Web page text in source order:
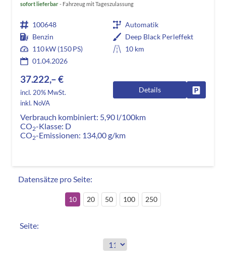
sofort lieferbar Fahrzeug mit Tageszulassung
100648
Automatik
Benzin
Deep Black Perleffekt
110 kW (150 PS)
10 km
01.04.2026
37.222,– €
incl. 20% MwSt.
inkl. NoVA
Details
Verbrauch kombiniert: 5,90 l/100km
CO2-Klasse: D
CO2-Emissionen: 134,00 g/km
Datensätze pro Seite:
10 20 50 100 250
Seite: